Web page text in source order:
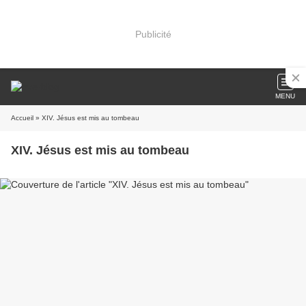
Publicité
MENU
Accueil » XIV. Jésus est mis au tombeau
XIV. Jésus est mis au tombeau